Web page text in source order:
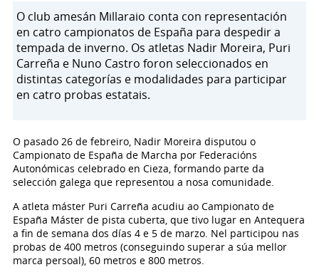
O club amesán Millaraio conta con representación
en catro campionatos de España para despedir a
tempada de inverno. Os atletas Nadir Moreira, Puri
Carreña e Nuno Castro foron seleccionados en
distintas categorías e modalidades para participar
en catro probas estatais.
O pasado 26 de febreiro, Nadir Moreira disputou o
Campionato de España de Marcha por Federacións
Autonómicas celebrado en Cieza, formando parte da
selección galega que representou a nosa comunidade.
A atleta máster Puri Carreña acudiu ao Campionato de
España Máster de pista cuberta, que tivo lugar en Antequera
a fin de semana dos días 4 e 5 de marzo. Nel participou nas
probas de 400 metros (conseguindo superar a súa mellor
marca persoal), 60 metros e 800 metros.